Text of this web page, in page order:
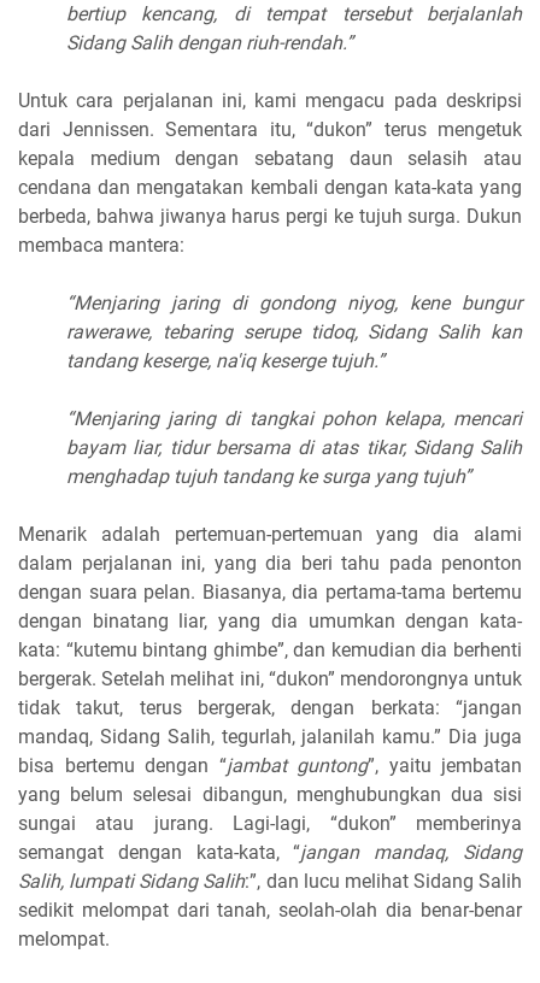
bertiup kencang, di tempat tersebut berjalanlah
Sidang Salih dengan riuh-rendah.”
Untuk cara perjalanan ini, kami mengacu pada deskripsi
dari Jennissen. Sementara itu, “dukon” terus mengetuk
kepala medium dengan sebatang daun selasih atau
cendana dan mengatakan kembali dengan kata-kata yang
berbeda, bahwa jiwanya harus pergi ke tujuh surga. Dukun
membaca mantera:
“Menjaring jaring di gondong niyog, kene bungur
rawerawe, tebaring serupe tidoq, Sidang Salih kan
tandang keserge, na'iq keserge tujuh.”
“Menjaring jaring di tangkai pohon kelapa, mencari
bayam liar, tidur bersama di atas tikar, Sidang Salih
menghadap tujuh tandang ke surga yang tujuh”
Menarik adalah pertemuan-pertemuan yang dia alami
dalam perjalanan ini, yang dia beri tahu pada penonton
dengan suara pelan. Biasanya, dia pertama-tama bertemu
dengan binatang liar, yang dia umumkan dengan kata-
kata: “kutemu bintang ghimbe”, dan kemudian dia berhenti
bergerak. Setelah melihat ini, “dukon” mendorongnya untuk
tidak takut, terus bergerak, dengan berkata: “jangan
mandaq, Sidang Salih, tegurlah, jalanilah kamu.” Dia juga
bisa bertemu dengan “jambat guntong”, yaitu jembatan
yang belum selesai dibangun, menghubungkan dua sisi
sungai atau jurang. Lagi-lagi, “dukon” memberinya
semangat dengan kata-kata, “jangan mandaq, Sidang
Salih, lumpati Sidang Salih:”, dan lucu melihat Sidang Salih
sedikit melompat dari tanah, seolah-olah dia benar-benar
melompat.